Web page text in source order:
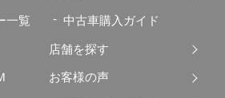
一覧 中古車購入ガイド
店舗を探す
お客様の声